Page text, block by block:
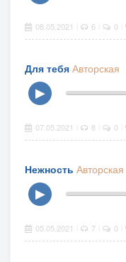
08.05.2021 6 0
Для тебя Авторская
▶
07.05.2021 8 0
Нежность Авторская
▶
05.05.2021 7 0